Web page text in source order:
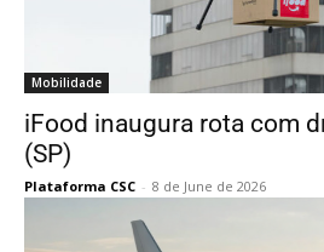
Mobilidade
iFood inaugura rota com
(SP)
Plataforma CSC - 8 de June de 2026